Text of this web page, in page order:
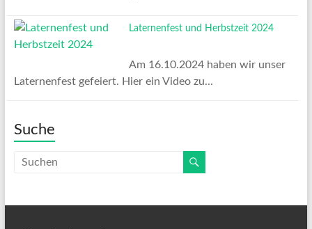
Laternenfest und Herbstzeit 2024
Am 16.10.2024 haben wir unser
Laternenfest gefeiert. Hier ein Video zu...
Suche